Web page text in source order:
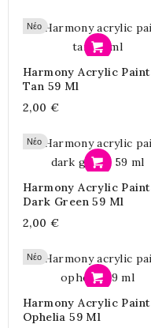
Νέο
Harmony Acrylic Paint
Tan 59 Ml
2,00 €
Νέο
Harmony Acrylic Paint
Dark Green 59 Ml
2,00 €
Νέο
Harmony Acrylic Paint
Ophelia 59 Ml